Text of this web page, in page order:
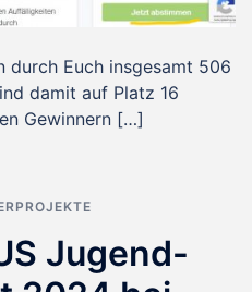
durch Euch insgesamt 506
damit auf Platz 16
Gewinnern […]
Jugend-